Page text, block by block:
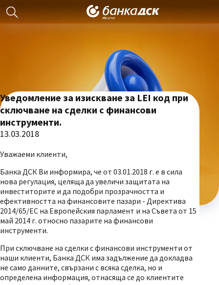
Уведомление за изискване за LEI код при
сключване на сделки с финансови
инструменти.
13.03.2018
Уважаеми клиенти,
Банка ДСК Ви информира, че от 03.01.2018 г. е в сила
нова регулация, целяща да увеличи защитата на
инвеститорите и да подобри прозрачността и
ефективността на финансовите пазари - Директива
2014/65/ЕС на Европейския парламент и на Съвета от 15
май 2014 г. относно пазарите на финансови
инструменти.
При сключване на сделки с финансови инструменти от
наши клиенти, Банка ДСК има задължение да докладва
не само данните, свързани с всяка сделка, но и
определена информация, отнасяща се до клиентите